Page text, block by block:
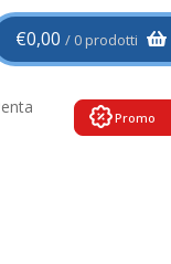
€0,00 0 prodotti
Promo